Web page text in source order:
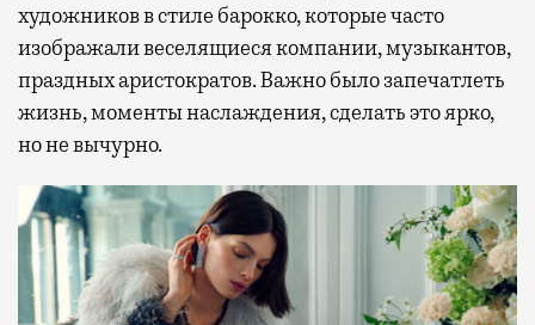
художников в стиле барокко, которые часто
изображали веселящиеся компании, музыкантов,
праздных аристократов. Важно было запечатлеть
жизнь, моменты наслаждения, сделать это ярко,
но не вычурно.